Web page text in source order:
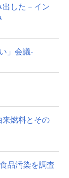
した－イン
」会議-
燃料とその
品汚染を調査